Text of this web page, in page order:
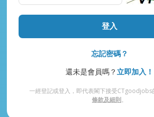
登入
忘記密碼？
還未是會員嗎？ 立即加入！
一經登記或登入，即代表閣下接受CTgoodjobs
條款及細則。